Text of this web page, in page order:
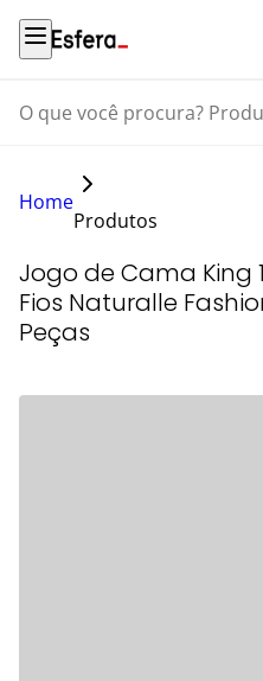
O que você procura? Produtos,
Home
Produtos
Jogo de Cama King
Fios Naturalle
Peças